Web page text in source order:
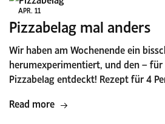
APR. 11
Pizzabelag mal anders
Wir haben am Wochenende ein
herumexperimentiert, und den – für
Pizzabelag entdeckt! Rezept für 4
Read more